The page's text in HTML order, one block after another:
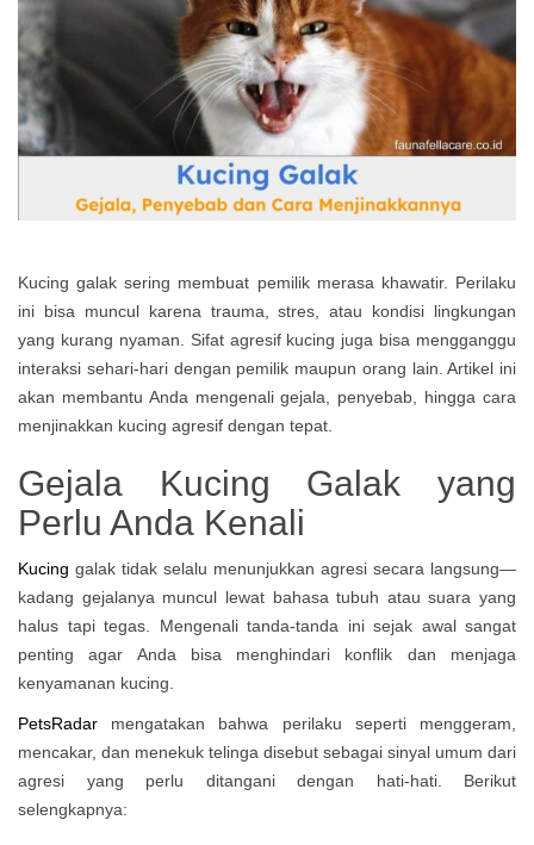
Kucing galak sering membuat pemilik merasa khawatir. Perilaku
ini bisa muncul karena trauma, stres, atau kondisi lingkungan
yang kurang nyaman. Sifat agresif kucing juga bisa mengganggu
interaksi sehari-hari dengan pemilik maupun orang lain. Artikel ini
akan membantu Anda mengenali gejala, penyebab, hingga cara
menjinakkan kucing agresif dengan tepat.
Gejala Kucing Galak yang
Perlu Anda Kenali
Kucing galak tidak selalu menunjukkan agresi secara langsung—
kadang gejalanya muncul lewat bahasa tubuh atau suara yang
halus tapi tegas. Mengenali tanda-tanda ini sejak awal sangat
penting agar Anda bisa menghindari konflik dan menjaga
kenyamanan kucing.
PetsRadar mengatakan bahwa perilaku seperti menggeram,
mencakar, dan menekuk telinga disebut sebagai sinyal umum dari
agresi yang perlu ditangani dengan hati-hati. Berikut
selengkapnya: